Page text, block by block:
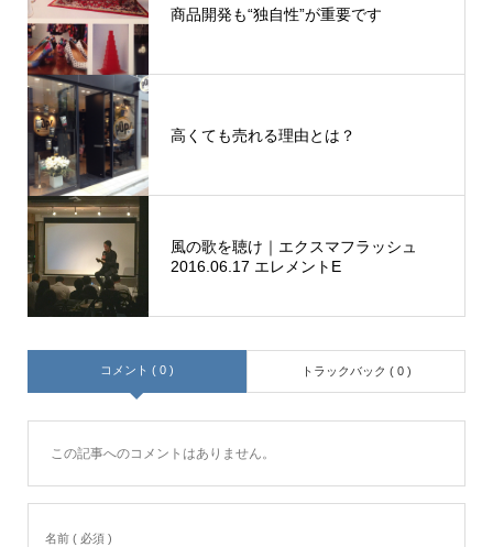
商品開発も“独自性”が重要です
高くても売れる理由とは？
風の歌を聴け｜エクスマフラッシュ
2016.06.17 エレメントE
コメント ( 0 ) トラックバック ( 0 )
この記事へのコメントはありません。
名前 ( 必須 )